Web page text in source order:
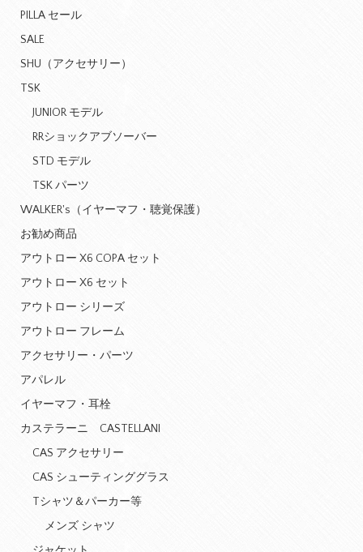
PILLA セール
SALE
SHU（アクセサリー）
TSK
JUNIOR モデル
RRショックアブソーバー
STD モデル
TSK パーツ
WALKER's（イヤーマフ・聴覚保護）
お勧め商品
アウトロー X6 COPA セット
アウトロー X6 セット
アウトロー シリーズ
アウトロー フレーム
アクセサリー・パーツ
アパレル
イヤーマフ・耳栓
カステラーニ CASTELLANI
CAS アクセサリー
CAS シューティンググラス
Tシャツ＆パーカー等
メンズ シャツ